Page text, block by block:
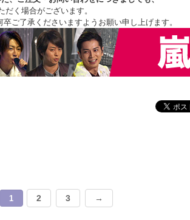
だく場合がございます。
卒ご了承くださいますようお願い申し上げます。
1 2 3 →